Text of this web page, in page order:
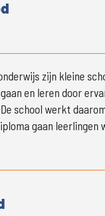
zijn kleine
en leren door
school werkt
gaan